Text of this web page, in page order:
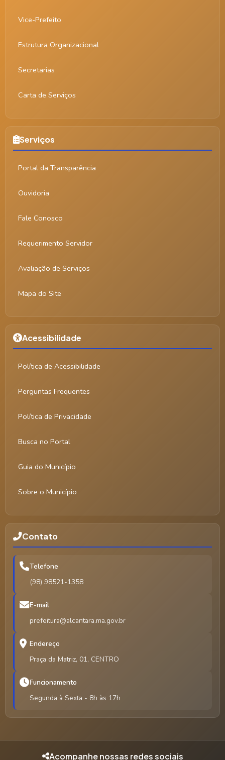
Vice-Prefeito
Estrutura Organizacional
Secretarias
Carta de Serviços
Serviços
Portal da Transparência
Ouvidoria
Fale Conosco
Requerimento Servidor
Avaliação de Serviços
Mapa do Site
Acessibilidade
Política de Acessibilidade
Perguntas Frequentes
Política de Privacidade
Busca no Portal
Guia do Município
Sobre o Município
Contato
Telefone
(98) 98521-1358
E-mail
prefeitura@alcantara.ma.gov.br
Endereço
Praça da Matriz, 01, CENTRO
Funcionamento
Segunda à Sexta - 8h às 17h
Acompanhe nossas redes sociais